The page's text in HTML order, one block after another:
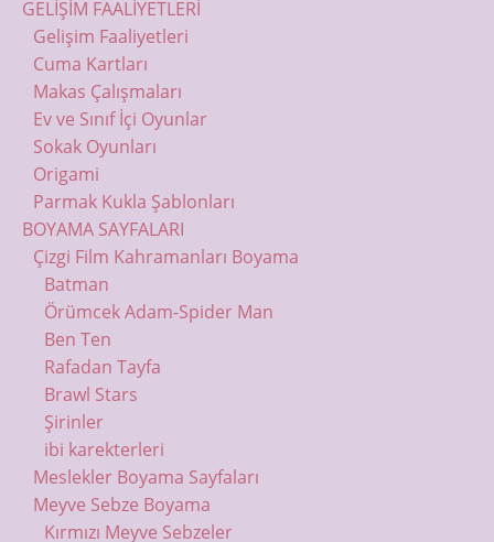
GELİŞİM FAALİYETLERİ
Gelişim Faaliyetleri
Cuma Kartları
Makas Çalışmaları
Ev ve Sınıf İçi Oyunlar
Sokak Oyunları
Origami
Parmak Kukla Şablonları
BOYAMA SAYFALARI
Çizgi Film Kahramanları Boyama
Batman
Örümcek Adam-Spider Man
Ben Ten
Rafadan Tayfa
Brawl Stars
Şirinler
ibi karekterleri
Meslekler Boyama Sayfaları
Meyve Sebze Boyama
Kırmızı Meyve Sebzeler